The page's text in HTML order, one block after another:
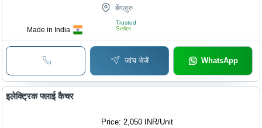
Made in India
बेंगलुरु
Trusted
Seller
जांच भेजें WhatsApp
इलेक्ट्रिक फ्लाई कैचर
Price: 2,050 INR/Unit